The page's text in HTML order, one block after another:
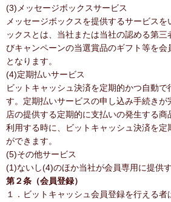
(3)メッセージボックスサービス
メッセージボックスを提供するサービス
ックスとは、当社または当社の認める第三
びキャンペーンの当選賞品のギフト等を
となります。
(4)定期払いサービス
ビットキャッシュ決済を定期的かつ自動で
す。定期払いサービスの申し込み手続きが
店の提供する定期的に支払いの発生する
利用する時に、ビットキャッシュ決済を定
ができます。
(5)その他サービス
(1)ないし(4)のほか当社が会員専用に提供
第２条（会員登録）
１．ビットキャッシュ会員登録を行える